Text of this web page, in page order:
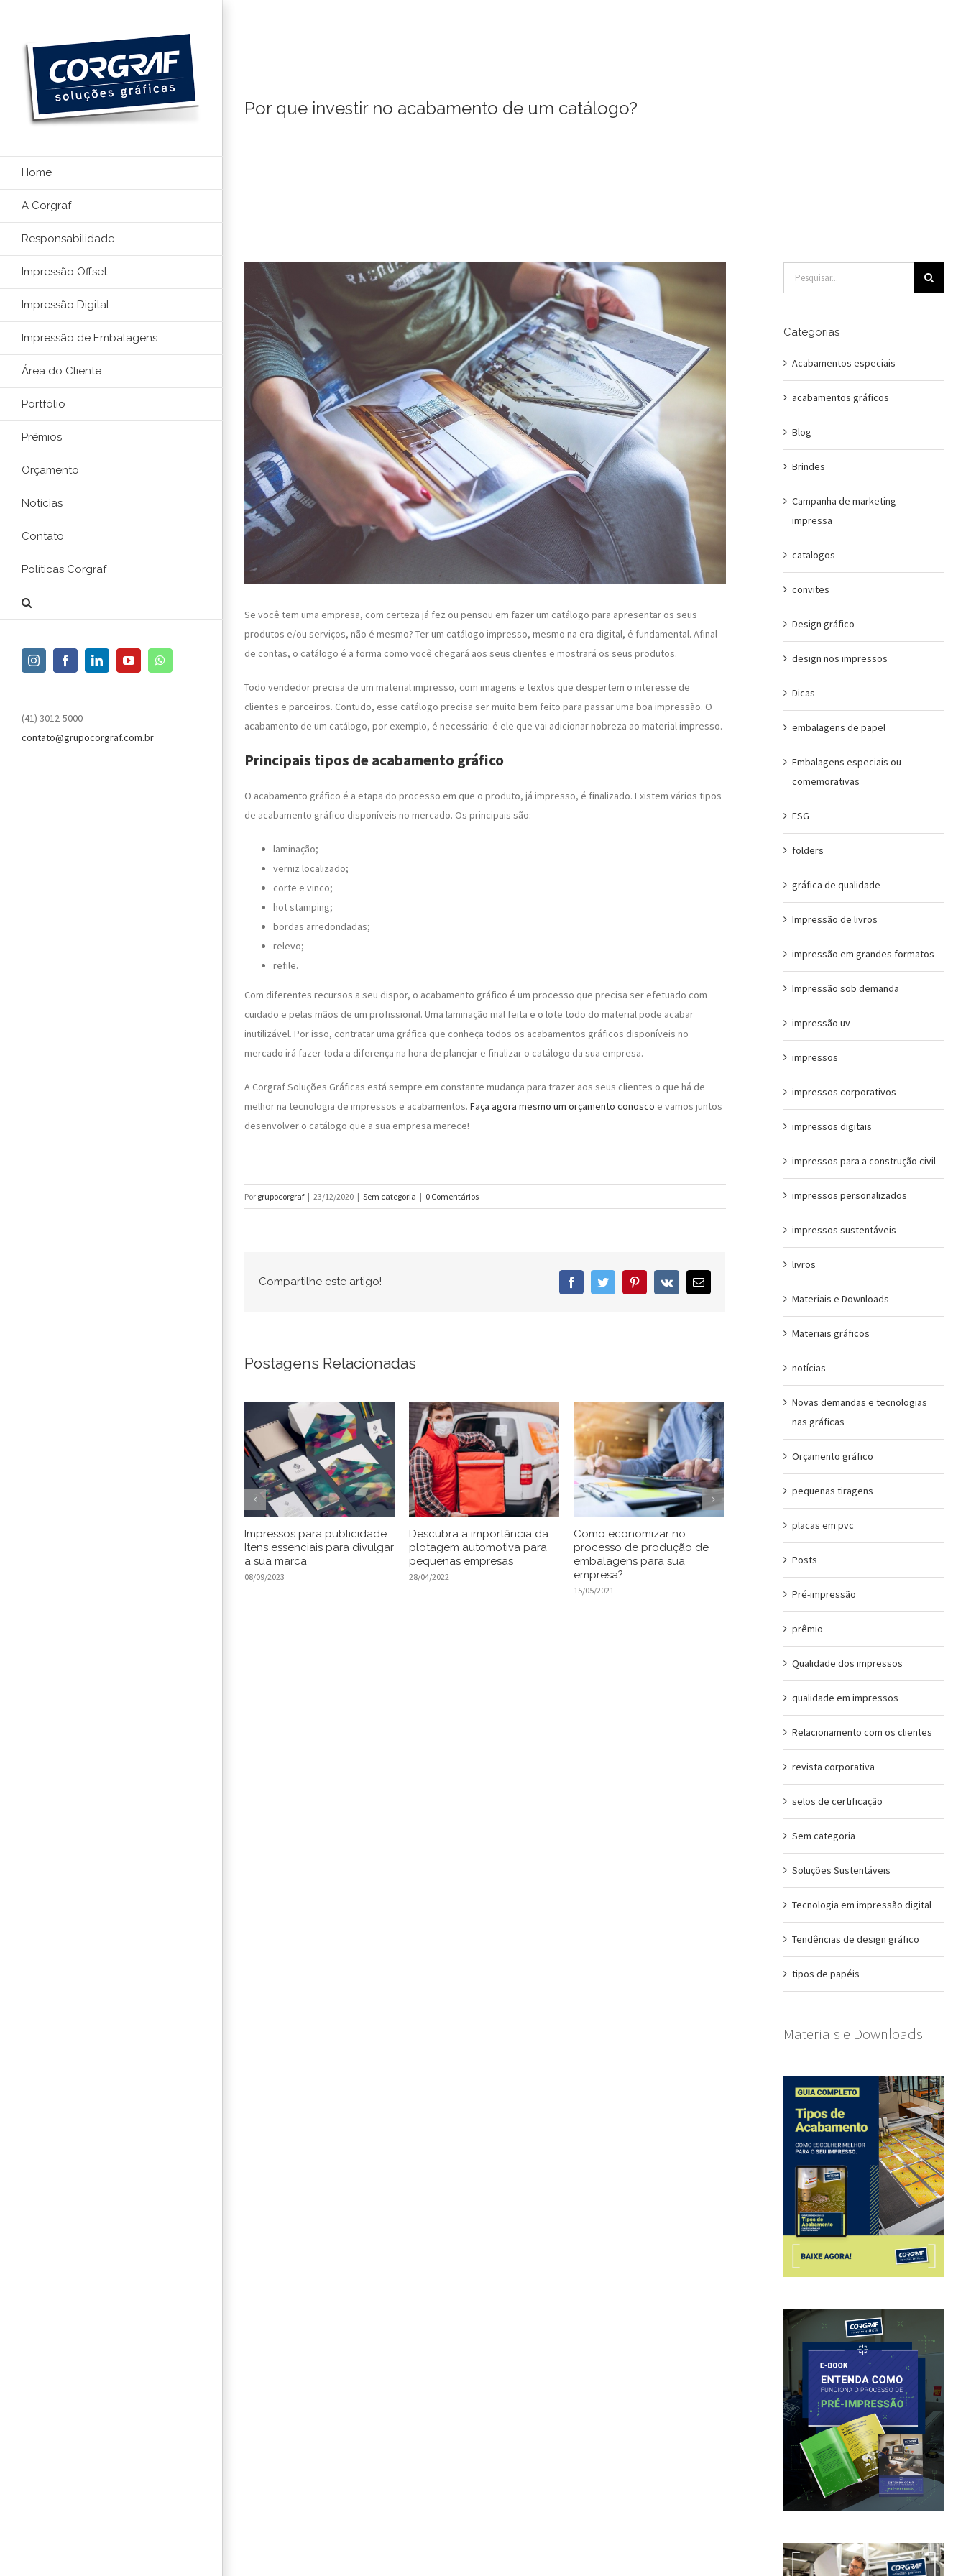
conteúdo
Home
A Corgraf
Responsabilidade
Impressão Offset
Impressão Digital
Impressão de Embalagens
Área do Cliente
Portfólio
Prêmios
Orçamento
Notícias
Contato
Políticas Corgraf
InstagramFacebookLinkedInYouTube
(41) 3012-5000
contato@grupocorgraf.com.br
Por que investir no acabamento de um catálogo?
Se você tem uma empresa, com certeza já fez ou pensou em fazer um catálogo para apresentar os seus
produtos e/ou serviços, não é mesmo? Ter um catálogo impresso, mesmo na era digital, é fundamental. Afinal
de contas, o catálogo é a forma como você chegará aos seus clientes e mostrará os seus produtos.
Todo vendedor precisa de um material impresso, com imagens e textos que despertem o interesse de
clientes e parceiros. Contudo, esse catálogo precisa ser muito bem feito para passar uma boa impressão. O
acabamento de um catálogo, por exemplo, é necessário: é ele que vai adicionar nobreza ao material impresso.
Principais tipos de acabamento gráfico
O acabamento gráfico é a etapa do processo em que o produto, já impresso, é finalizado. Existem vários tipos
de acabamento gráfico disponíveis no mercado. Os principais são:
laminação;
verniz localizado;
corte e vinco;
hot stamping;
bordas arredondadas;
relevo;
refile.
Com diferentes recursos a seu dispor, o acabamento gráfico é um processo que precisa ser efetuado com
cuidado e pelas mãos de um profissional. Uma laminação mal feita e o lote todo do material pode acabar
inutilizável. Por isso, contratar uma gráfica que conheça todos os acabamentos gráficos disponíveis no
mercado irá fazer toda a diferença na hora de planejar e finalizar o catálogo da sua empresa.
A Corgraf Soluções Gráficas está sempre em constante mudança para trazer aos seus clientes o que há de
melhor na tecnologia de impressos e acabamentos. Faça agora mesmo um orçamento conosco e vamos juntos
desenvolver o catálogo que a sua empresa merece!
Por grupocorgraf | 23/12/2020 | Sem categoria | 0 Comentários
Compartilhe este artigo! FacebookTwitter PinterestVk
E-
mail
Postagens Relacionadas
Impressos para publicidade:
Itens essenciais para divulgar
a sua marca
08/09/2023
Descubra a importância da
plotagem automotiva para
pequenas empresas
28/04/2022
Como economizar no
processo de produção de
embalagens para sua
empresa?
15/05/2021
4 motivos para investir em
impressos promocionais
cores nos
22/02/2021
resultados
Categorias
Acabamentos especiais
acabamentos gráficos
Blog
Brindes
Campanha de marketing
impressa
catalogos
convites
Design gráfico
design nos impressos
Dicas
embalagens de papel
Embalagens especiais ou
comemorativas
ESG
folders
gráfica de qualidade
Impressão de livros
impressão em grandes formatos
Impressão sob demanda
impressão uv
impressos
impressos corporativos
impressos digitais
impressos para a construção civil
impressos personalizados
impressos sustentáveis
livros
Materiais e Downloads
Materiais gráficos
notícias
Novas demandas e tecnologias
nas gráficas
Orçamento gráfico
pequenas tiragens
placas em pvc
Posts
Pré-impressão
prêmio
Qualidade dos impressos
qualidade em impressos
Relacionamento com os clientes
revista corporativa
selos de certificação
Sem categoria
Soluções Sustentáveis
Tecnologia em impressão digital
Tendências de design gráfico
tipos de papéis
Materiais e Downloads